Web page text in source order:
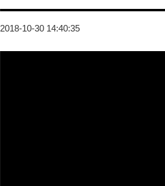
2018-10-30 14:40:35